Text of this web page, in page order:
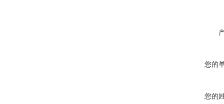
您的
您的